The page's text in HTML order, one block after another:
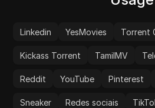
Linkedin YesMovies Torrent
Kickass Torrent TamilMV
Reddit YouTube Pinterest
Sneaker Redes sociais